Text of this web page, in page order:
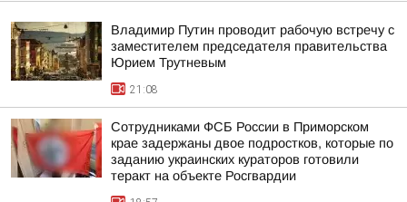
Владимир Путин проводит рабочую встречу с
заместителем председателя правительства
Юрием Трутневым
21:08
Сотрудниками ФСБ России в Приморском
крае задержаны двое подростков, которые по
заданию украинских кураторов готовили
теракт на объекте Росгвардии